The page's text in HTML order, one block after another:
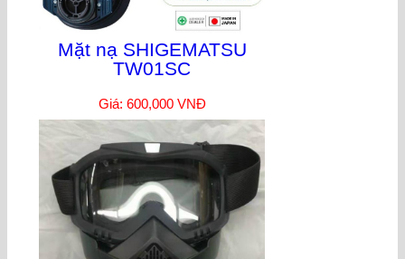
Mặt nạ SHIGEMATSU
TW01SC
Giá: 600,000 VNĐ